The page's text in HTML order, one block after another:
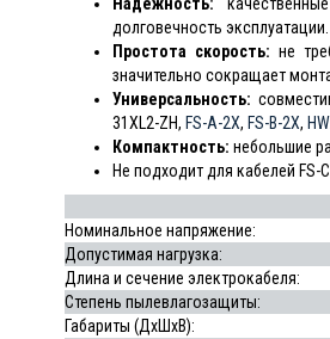
долговечность эксплуатации.
Простота скорость: не
значительно сокращает
Универсальность:
31XL2-ZH, FS-A-2X, FS-B-2X,
Компактность: небольшие
Не подходит для кабелей FS-
Номинальное напряжение:
Допустимая нагрузка:
Длина и сечение электрокабеля:
Степень пылевлагозащиты:
Габариты (ДхШхВ):